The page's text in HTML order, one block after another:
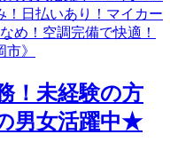
！未経験の方
男女活躍中★